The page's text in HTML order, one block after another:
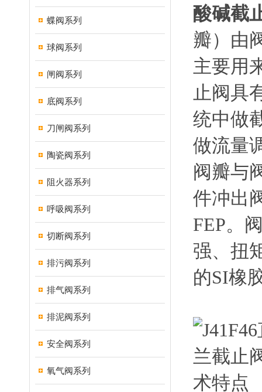
蝶阀系列
球阀系列
闸阀系列
底阀系列
刀闸阀系列
陶瓷阀系列
阻火器系列
呼吸阀系列
切断阀系列
排污阀系列
排气阀系列
排泥阀系列
安全阀系列
氧气阀系列
酸碱截
瓣）由
主要用
止阀具
统中做
做流量
阀瓣与
件冲出
FEP。
强、扭
的SI橡